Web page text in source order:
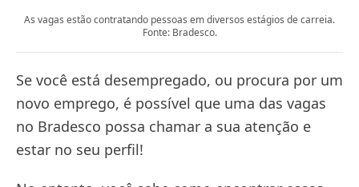
As vagas estão contratando pessoas em diversos estágios de carreia.
Fonte: Bradesco.
Se você está desempregado, ou procura por um
novo emprego, é possível que uma das vagas
no Bradesco possa chamar a sua atenção e
estar no seu perfil!